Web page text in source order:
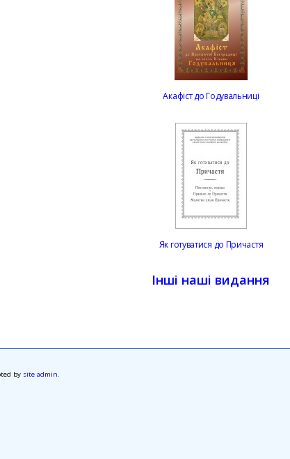
Акафіст до Годувальниці
Як готуватися до Причастя
Інші наші видання
by site admin.